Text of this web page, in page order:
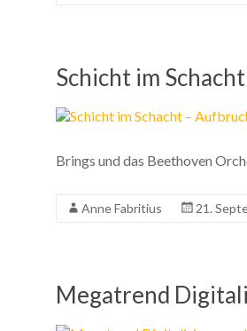
Schicht im
Brings und das Beethoven
Anne Fabritius 21.
Megatrend